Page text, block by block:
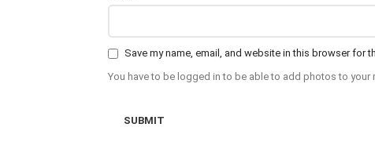
Save my name, email, and website in this browser for
You have to be logged in to be able to add photos to your